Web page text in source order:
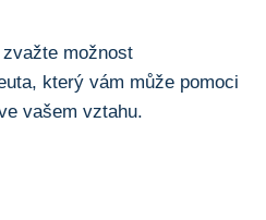
možnost
který vám může pomoci
vašem vztahu.